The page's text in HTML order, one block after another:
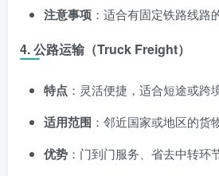
注意事项 ：适合有固定铁路线路
4. 公路运输（Truck Freight）
特点 ：灵活便捷，适合短途或跨
适用范围 ：邻近国家或地区的货
优势 ：门到门服务、省去中转环节